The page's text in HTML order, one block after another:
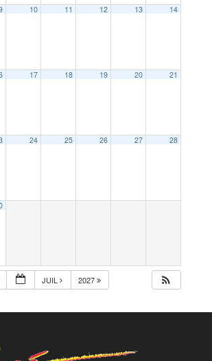
10 11 12 13 14
17 18 19 20 21
24 25 26 27 28
JUIL 2027